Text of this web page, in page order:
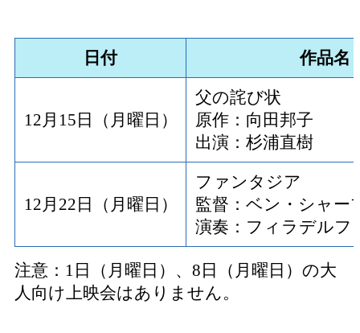
日付 作品名
12月15日（月曜日）
父の詫び状
原作：向田邦子
出演：杉浦直樹
12月22日（月曜日）
ファンタジア
監督：ベン・シャー
演奏：フィラデルフ
注意：1日（月曜日）、8日（月曜日）の大
人向け上映会はありません。